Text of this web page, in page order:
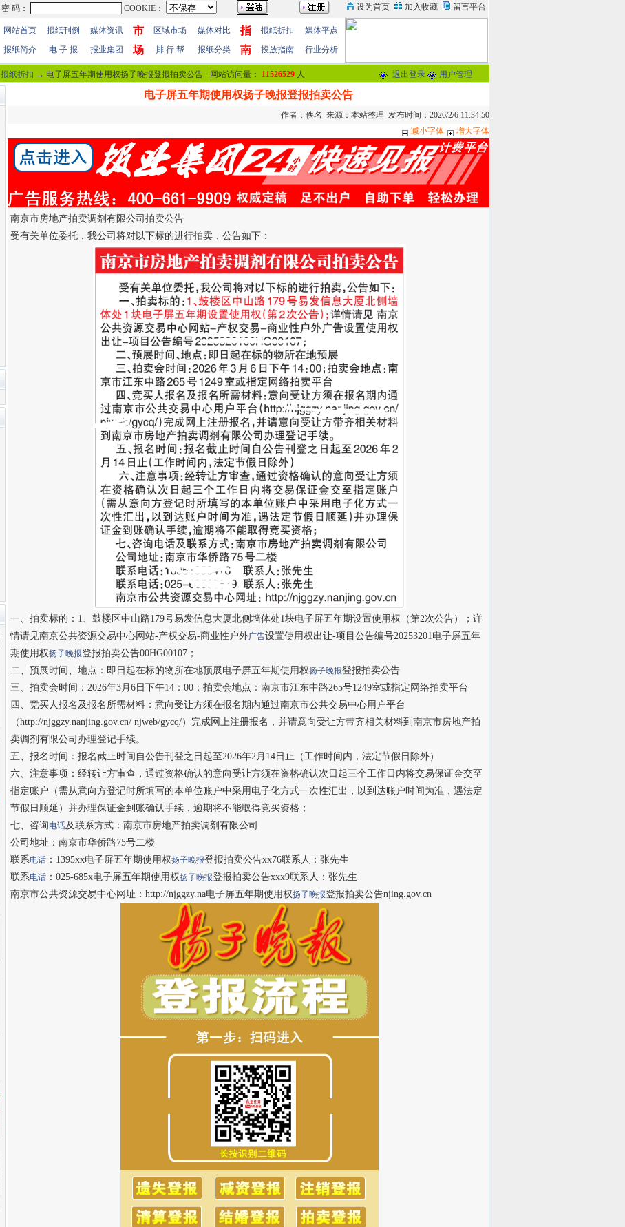
网站首页 报纸刊例 媒体资讯
市
场
区域市场 媒体对比
指
南
报纸折扣
媒体平点
报纸简介
电 子 报 报业集团 排 行 帮 报纸分类 投放指南 行业分析
报纸折扣 → 电子屏五年期使用权扬子晚报登报拍卖公告 · 网站访问量： 11526529 人 退出登录 用户管理
电子屏五年期使用权扬子晚报登报拍卖公告
作者：佚名 来源：本站整理 发布时间：2026/2/6 11:34:50
减小字体
增大字体
南京市房地产拍卖调剂有限公司拍卖公告
受有关单位委托，我公司将对以下标的进行拍卖，公告如下：
一、拍卖标的：1、鼓楼区中山路179号易发信息大厦北侧墙体处1块电子屏五年期设置使用权（第2次公告）；详
情请见南京公共资源交易中心网站-产权交易-商业性户外广告设置使用权出让-项目公告编号20253201电子屏五年
期使用权扬子晚报登报拍卖公告00HG00107；
二、预展时间、地点：即日起在标的物所在地预展电子屏五年期使用权扬子晚报登报拍卖公告
三、拍卖会时间：2026年3月6日下午14：00；拍卖会地点：南京市江东中路265号1249室或指定网络拍卖平台
四、竞买人报名及报名所需材料：意向受让方须在报名期内通过南京市公共交易中心用户平台
（http://njggzy.nanjing.gov.cn/ njweb/gycq/）完成网上注册报名，并请意向受让方带齐相关材料到南京市房地产拍
卖调剂有限公司办理登记手续。
五、报名时间：报名截止时间自公告刊登之日起至2026年2月14日止（工作时间内，法定节假日除外）
六、注意事项：经转让方审查，通过资格确认的意向受让方须在资格确认次日起三个工作日内将交易保证金交至
指定账户（需从意向方登记时所填写的本单位账户中采用电子化方式一次性汇出，以到达账户时间为准，遇法定
节假日顺延）并办理保证金到账确认手续，逾期将不能取得竞买资格；
七、咨询电话及联系方式：南京市房地产拍卖调剂有限公司
公司地址：南京市华侨路75号二楼
联系电话 ：1395xx电子屏五年期使用权扬子晚报登报拍卖公告xx76联系人：张先生
联系电话 ：025-685x电子屏五年期使用权扬子晚报登报拍卖公告xxx9联系人：张先生
南京市公共资源交易中心网址：http://njggzy.na电子屏五年期使用权扬子晚报登报拍卖公告njing.gov.cn